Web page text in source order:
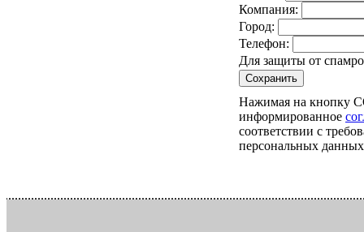
Компания:
Город:
Телефон:
Для защиты от
Сохранить
Нажимая на кнопку
информированное
соответствии с
персональных